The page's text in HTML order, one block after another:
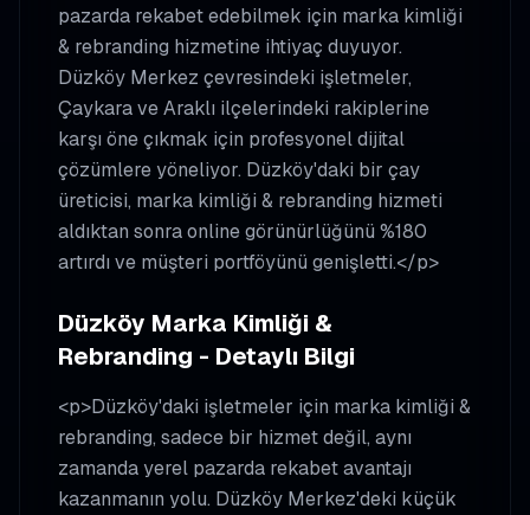
pazarda rekabet edebilmek için marka kimliği
& rebranding hizmetine ihtiyaç duyuyor.
Düzköy Merkez çevresindeki işletmeler,
Çaykara ve Araklı ilçelerindeki rakiplerine
karşı öne çıkmak için profesyonel dijital
çözümlere yöneliyor. Düzköy'daki bir çay
üreticisi, marka kimliği & rebranding hizmeti
aldıktan sonra online görünürlüğünü %180
artırdı ve müşteri portföyünü genişletti.</p>
Düzköy Marka Kimliği &
Rebranding - Detaylı Bilgi
<p>Düzköy'daki işletmeler için marka kimliği &
rebranding, sadece bir hizmet değil, aynı
zamanda yerel pazarda rekabet avantajı
kazanmanın yolu. Düzköy Merkez'deki küçük